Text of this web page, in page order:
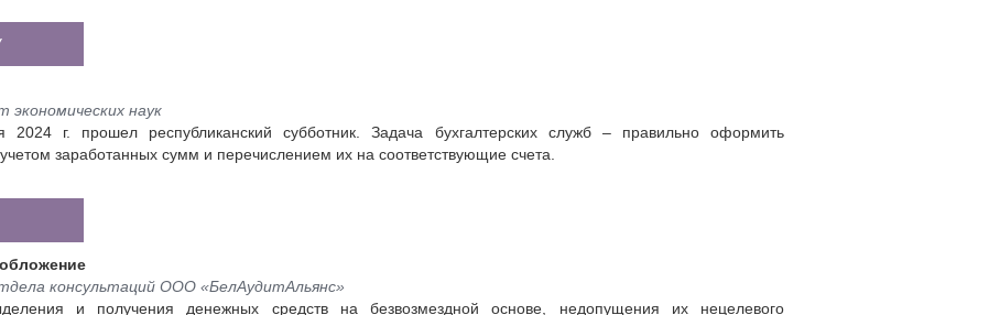
наук
г. прошел республиканский субботник. Задача бухгалтерских служб – правильно оформить
заработанных сумм и перечислением их на соответствующие счета.
консультаций ООО «БелАудитАльянс»
и получения денежных средств на безвозмездной основе, недопущения их нецелевого